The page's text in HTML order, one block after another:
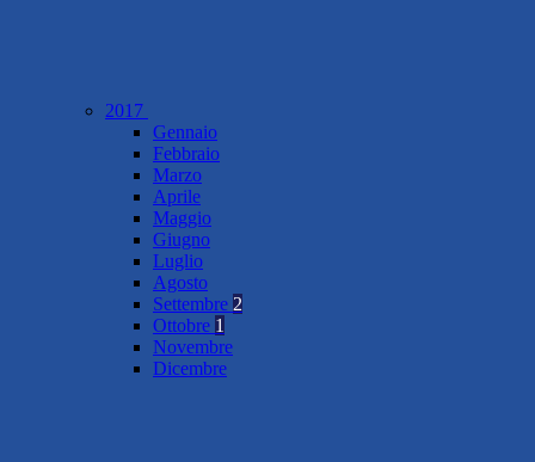
2017
Gennaio
Febbraio
Marzo
Aprile
Maggio
Giugno
Luglio
Agosto
Settembre 2
Ottobre 1
Novembre
Dicembre